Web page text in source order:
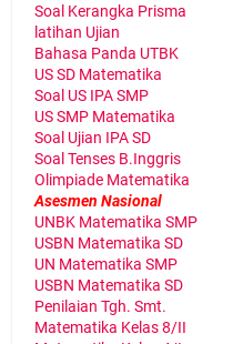
Soal Kerangka Prisma
latihan Ujian
Bahasa Panda UTBK
US SD Matematika
Soal US IPA SMP
US SMP Matematika
Soal Ujian IPA SD
Soal Tenses B.Inggris
Olimpiade Matematika
Asesmen Nasional
UNBK Matematika SMP
USBN Matematika SD
UN Matematika SMP
USBN Matematika SD
Penilaian Tgh. Smt.
Matematika Kelas 8/II